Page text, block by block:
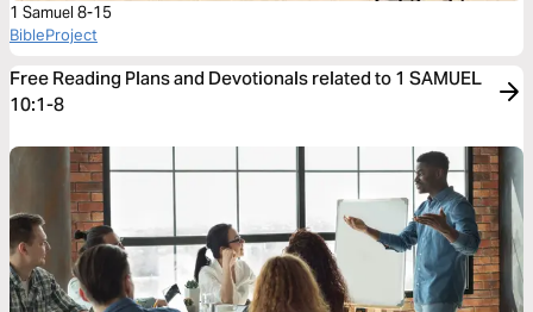
1 Samuel 8-15
BibleProject
Free Reading Plans and Devotionals related to 1 SAMUEL
10:1-8